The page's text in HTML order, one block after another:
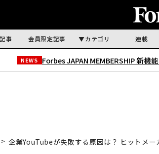
事 会員限定記事 カテゴリ 連載
NEWS Forbes JAPAN MEMBERSHIP 新機能
企業YouTubeが失敗する原因は？ ヒットメー